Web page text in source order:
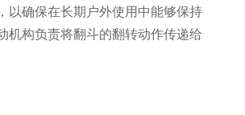
以确保在长期户外使用中能够保持
机构负责将翻斗的翻转动作传递给